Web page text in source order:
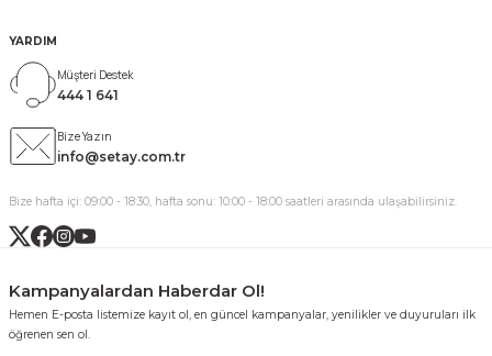
YARDIM
Müşteri Destek
444 1 641
Bize Yazın
info@setay.com.tr
Bize hafta içi: 09:00 - 18:30, hafta sonu: 10:00 - 18:00 saatleri arasında ulaşabilirsiniz.
Kampanyalardan Haberdar Ol!
Hemen E-posta listemize kayıt ol, en güncel kampanyalar, yenilikler ve duyuruları ilk
öğrenen sen ol.